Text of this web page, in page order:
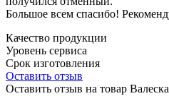
Большое всем спасибо!
Качество продукции
Уровень сервиса
Срок изготовления
Оставить отзыв
Оставить отзыв на товар Валеска